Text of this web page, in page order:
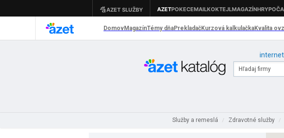
internet
Služby a remeslá / Zdravotné služby /